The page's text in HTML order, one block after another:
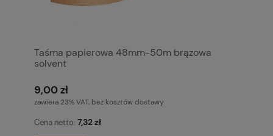
Taśma papierowa 48mm-50m brązowa
solvent
9,00 zł
zawiera 23% VAT, bez kosztów dostawy
Cena netto: 7,32 zł